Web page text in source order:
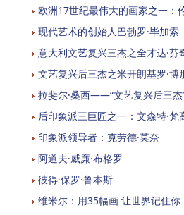
欧洲17世纪最伟大的画家之一：
现代艺术的创始人巴勃罗·毕加索
意大利文艺复兴三杰之全才达·芬
文艺复兴后三杰之米开朗基罗·博
拉斐尔·桑西——“文艺复兴后三杰
后印象派三巨匠之一：文森特·梵
印象派领导者：克劳德·莫奈
阿道夫·威廉·布格罗
彼得·保罗·鲁本斯
维米尔：用35幅画 让世界记住你